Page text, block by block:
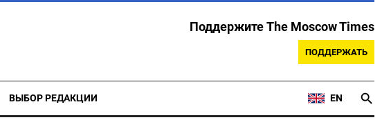
Поддержите The Moscow Times
ПОДДЕРЖАТЬ
ВЫБОР РЕДАКЦИИ EN